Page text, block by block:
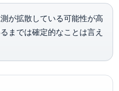
が拡散している可能性が高
までは確定的なことは言え